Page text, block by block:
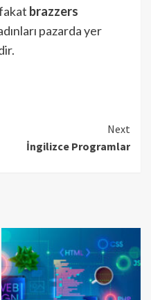
brazzers
pazarda yer
Next
İngilizce Programlar